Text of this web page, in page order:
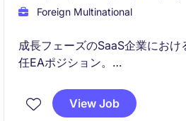
Foreign Multinational
成長フェーズのSaaS企業にお
任EAポジション。
経営中枢に近い裁量ある役割と
フレックスによりワークライフ
View Job